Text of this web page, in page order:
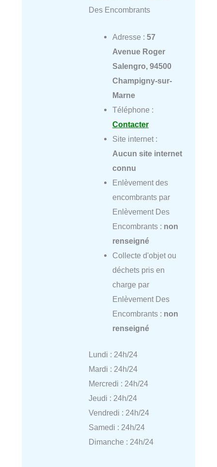
Des Encombrants
Adresse : 57
Avenue Roger
Salengro, 94500
Champigny-sur-
Marne
Téléphone :
Contacter
Site internet :
Aucun site internet
connu
Enlèvement des
encombrants par
Enlèvement Des
Encombrants : non
renseigné
Collecte d'objet ou
déchets pris en
charge par
Enlèvement Des
Encombrants : non
renseigné
Lundi : 24h/24
Mardi : 24h/24
Mercredi : 24h/24
Jeudi : 24h/24
Vendredi : 24h/24
Samedi : 24h/24
Dimanche : 24h/24